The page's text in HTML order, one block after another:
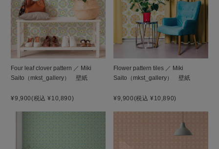
Four leaf clover pattern ／ Miki
Saito（mkst_gallery） 壁紙
¥9,900(税込 ¥10,890)
Flower pattern tiles ／ Miki
Saito（mkst_gallery） 壁紙
¥9,900(税込 ¥10,890)